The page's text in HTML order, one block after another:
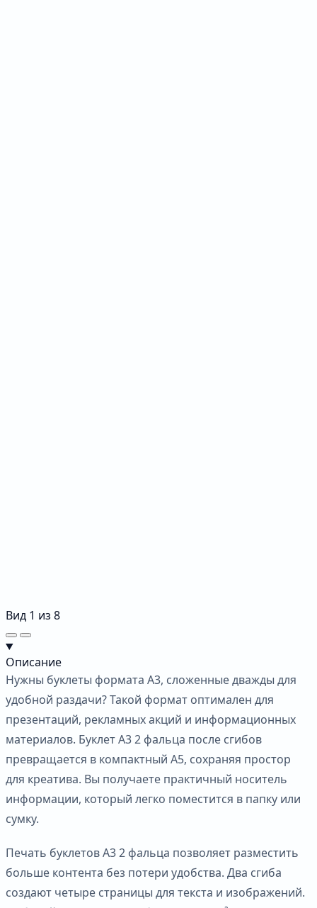
Вид 1 из 8
Описание
Нужны буклеты формата А3, сложенные дважды для
удобной раздачи? Такой формат оптимален для
презентаций, рекламных акций и информационных
материалов. Буклет А3 2 фальца после сгибов
превращается в компактный А5, сохраняя простор
для креатива. Вы получаете практичный носитель
информации, который легко поместится в папку или
сумку.
Печать буклетов А3 2 фальца позволяет разместить
больше контента без потери удобства. Два сгиба
создают четыре страницы для текста и изображений.